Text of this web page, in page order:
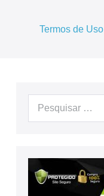
Termos de Uso
Procurar: